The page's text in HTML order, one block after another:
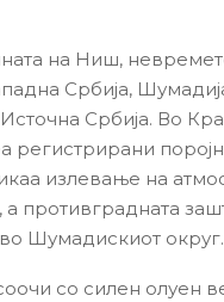
на Ниш,
Србија,
Србија. Во
регистрирани
излевање на
а противградната
Шумадискиот округ.
со силен олуен